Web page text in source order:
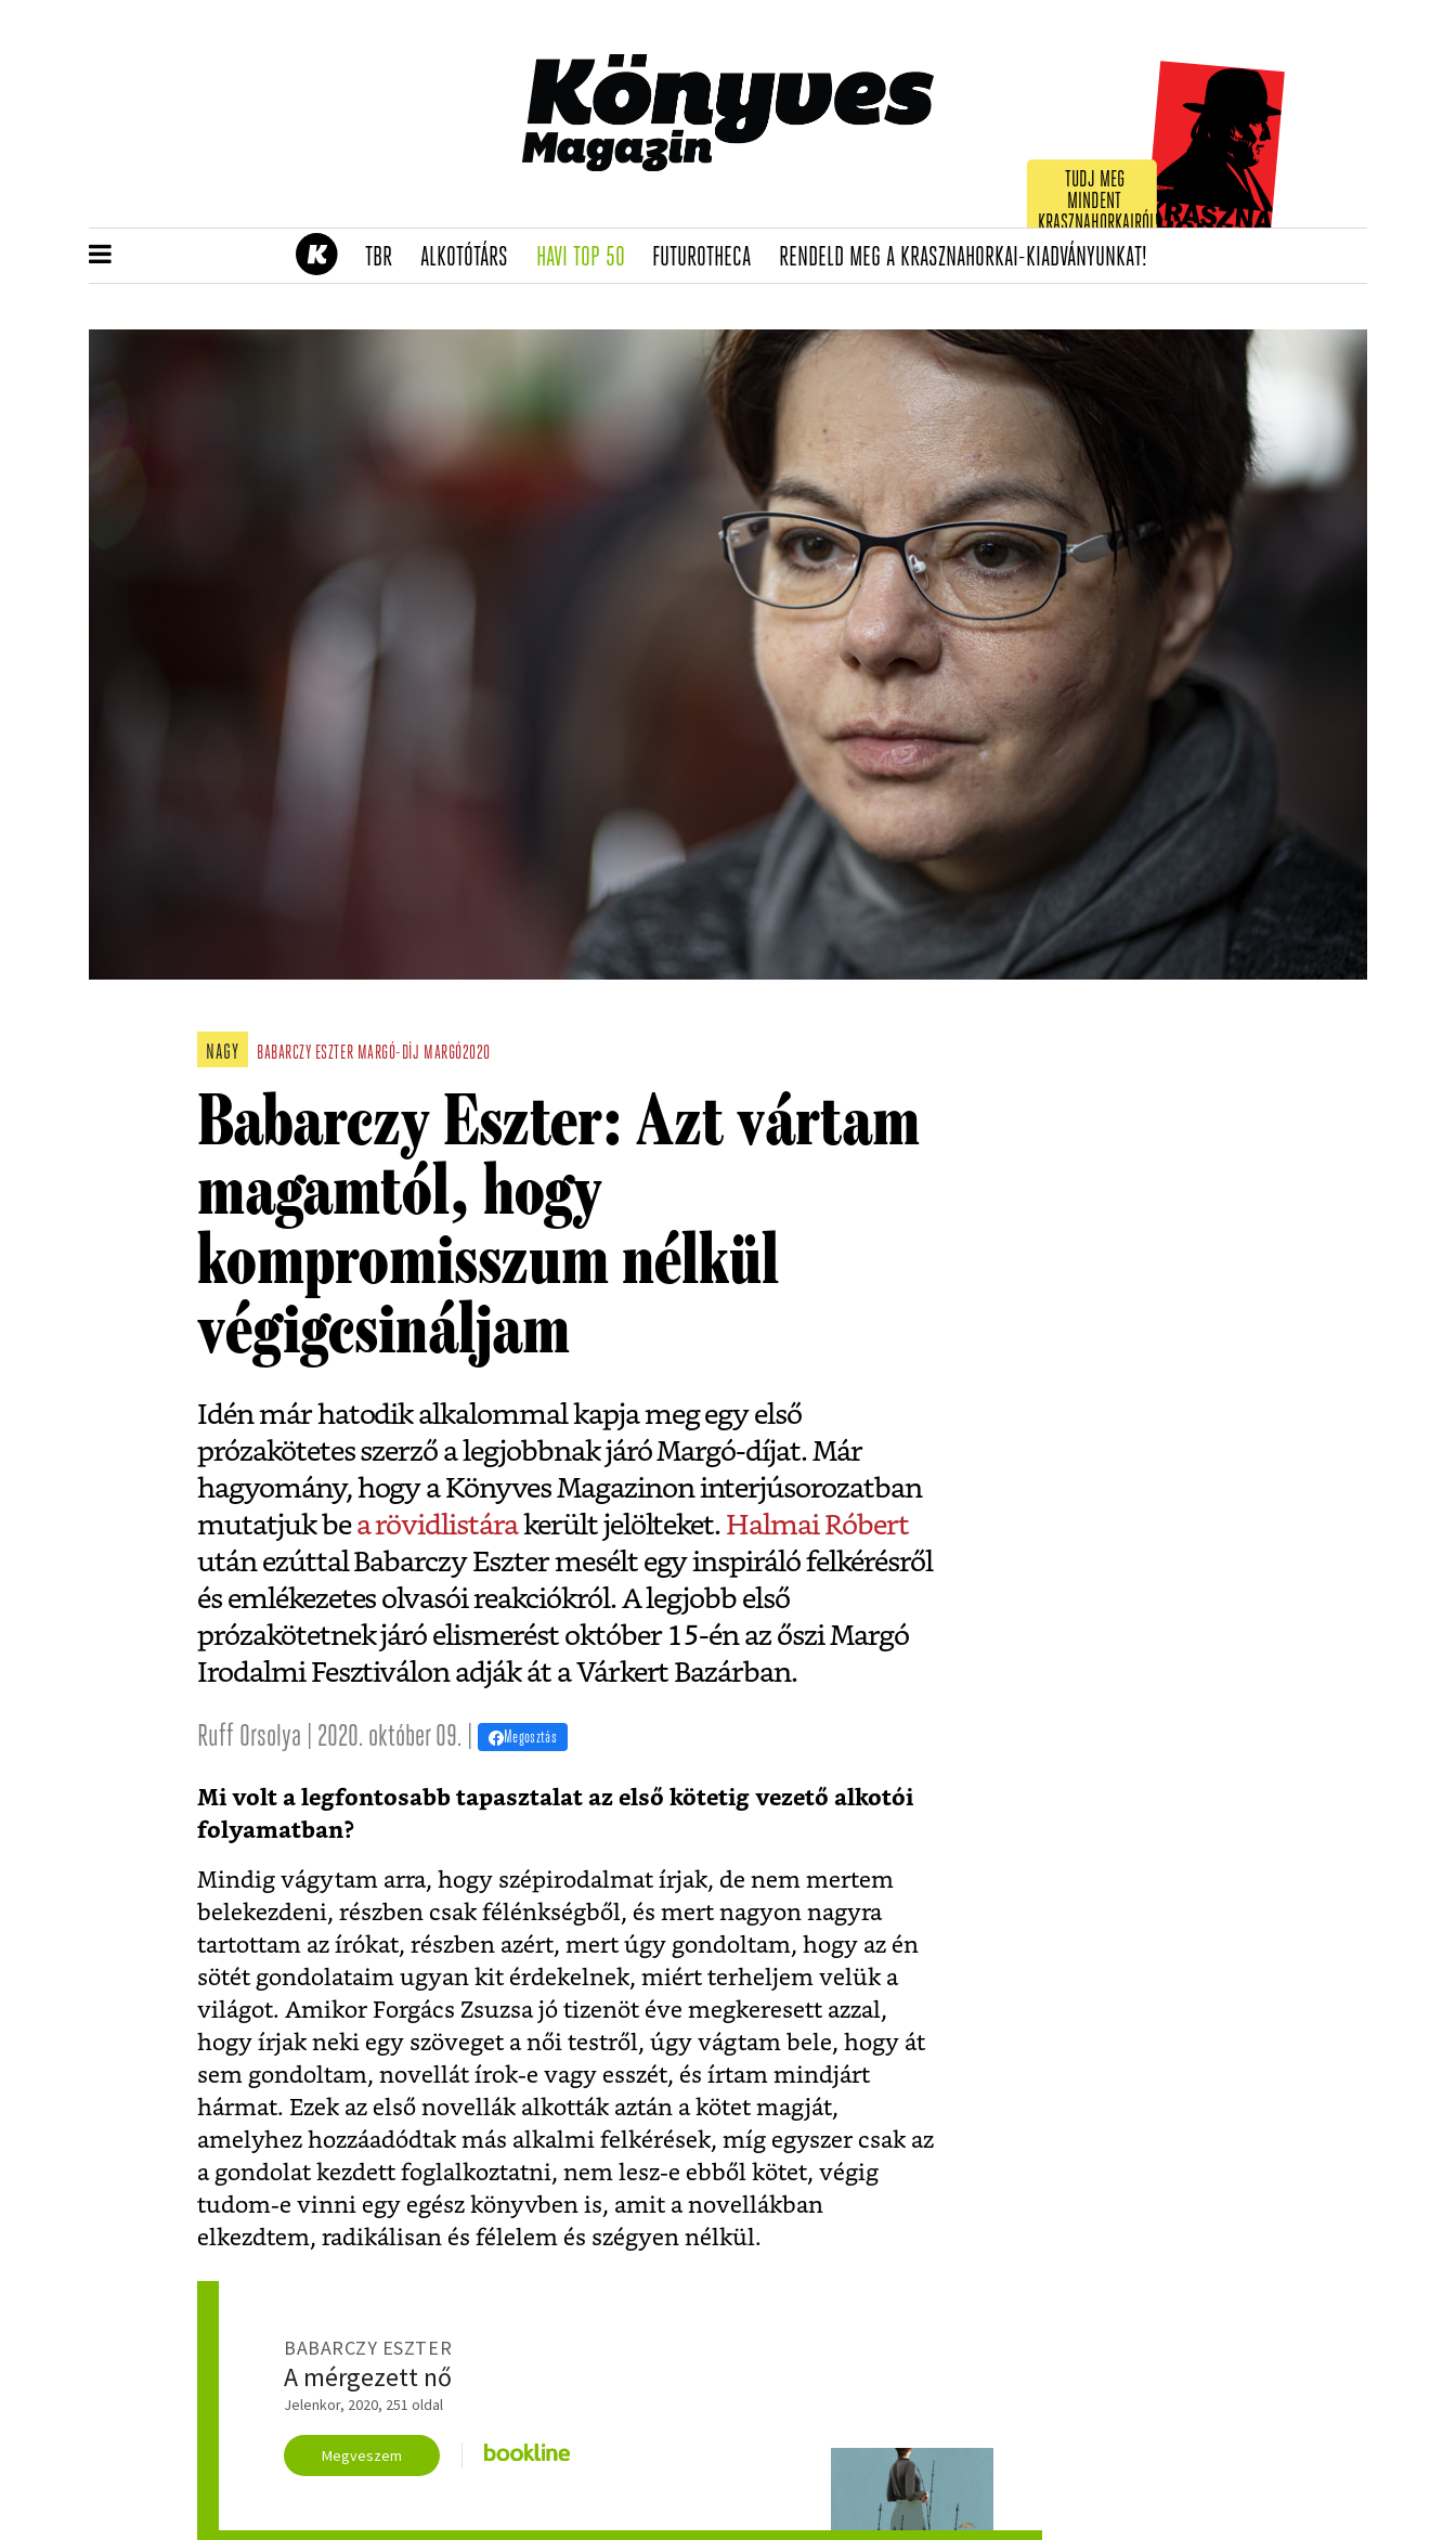
TUDJ MEG
MINDENT
KRASZNAHORKAIRÓL!
TBR(CURRENT)
ALKOTÓTÁRS(CURRENT)
HAVI TOP 50(CURRENT)
FUTUROTHECA(CURRENT)
RENDELD MEG A KRASZNAHORKAI-KIADVÁNYUNKAT!(CURRENT)
NAGY BABARCZY ESZTER MARGÓ-DÍJ MARGÓ2020
Babarczy Eszter: Azt vártam
magamtól, hogy
kompromisszum nélkül
végigcsináljam
Idén már hatodik alkalommal kapja meg egy első
prózakötetes szerző a legjobbnak járó Margó-díjat. Már
hagyomány, hogy a Könyves Magazinon interjúsorozatban
mutatjuk bea rövidlistárakerült jelölteket. Halmai Róbert
után ezúttal Babarczy Eszter mesélt egy inspiráló felkérésről
és emlékezetes olvasói reakciókról. A legjobb első
prózakötetnek járó elismerést október 15-én az őszi Margó
Irodalmi Fesztiválon adják át a Várkert Bazárban.
Ruff Orsolya | 2020. október 09. | Megosztás
Mi volt a legfontosabb tapasztalat az első kötetig vezető alkotói
folyamatban?
Mindig vágytam arra, hogy szépirodalmat írjak, de nem mertem
belekezdeni, részben csak félénkségből, és mert nagyon nagyra
tartottam az írókat, részben azért, mert úgy gondoltam, hogy az én
sötét gondolataim ugyan kit érdekelnek, miért terheljem velük a
világot. Amikor Forgács Zsuzsa jó tizenöt éve megkeresett azzal,
hogy írjak neki egy szöveget a női testről, úgy vágtam bele, hogy át
sem gondoltam, novellát írok-e vagy esszét, és írtam mindjárt
hármat. Ezek az első novellák alkották aztán a kötet magját,
amelyhez hozzáadódtak más alkalmi felkérések, míg egyszer csak az
a gondolat kezdett foglalkoztatni, nem lesz-e ebből kötet, végig
tudom-e vinni egy egész könyvben is, amit a novellákban
elkezdtem, radikálisan és félelem és szégyen nélkül.
BABARCZY ESZTER
A mérgezett nő
Jelenkor, 2020, 251 oldal
Megveszem